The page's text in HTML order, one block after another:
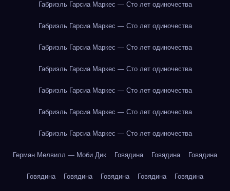
Габриэль Гарсиа Маркес — Сто лет одиночества
Габриэль Гарсиа Маркес — Сто лет одиночества
Габриэль Гарсиа Маркес — Сто лет одиночества
Габриэль Гарсиа Маркес — Сто лет одиночества
Габриэль Гарсиа Маркес — Сто лет одиночества
Габриэль Гарсиа Маркес — Сто лет одиночества
Габриэль Гарсиа Маркес — Сто лет одиночества
Герман Мелвилл — Моби Дик Говядина Говядина Говядина
Говядина Говядина Говядина Говядина Говядина